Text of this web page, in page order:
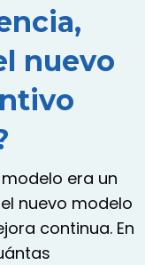
nuevo
era un
nuevo modelo
continua. En